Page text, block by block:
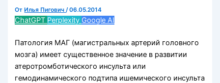
От Илья Пигович/06.05.2014
ChatGPT Perplexity Google AI
Патология МАГ (магистральных артерий головного
мозга) имеет существенное значение в развитии
атеротромботического инсульта или
гемодинамического подтипа ишемического инсульта